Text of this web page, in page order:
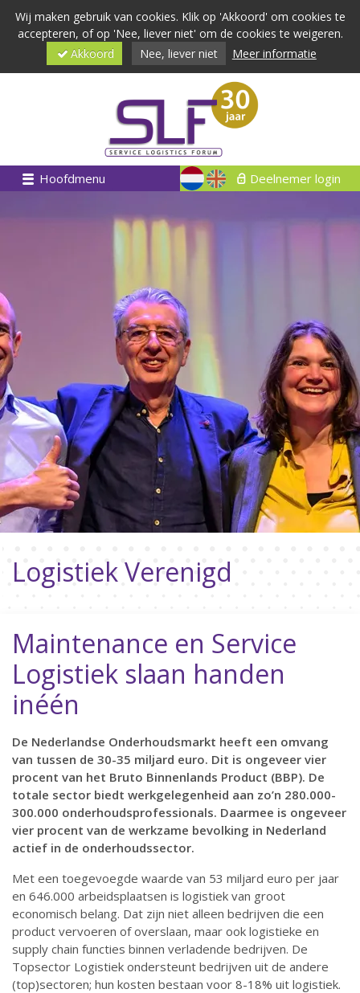
Wij maken gebruik van cookies. Klik op 'Akkoord' om cookies te
accepteren, of op 'Nee, liever niet' om de cookies te weigeren.
Akkoord
Nee, liever niet Meer informatie
Hoofdmenu Deelnemer login
Logistiek Verenigd
Maintenance en Service
Logistiek slaan handen
inéén
De Nederlandse Onderhoudsmarkt heeft een omvang
van tussen de 30-35 miljard euro. Dit is ongeveer vier
procent van het Bruto Binnenlands Product (BBP). De
totale sector biedt werkgelegenheid aan zo’n 280.000-
300.000 onderhoudsprofessionals. Daarmee is ongeveer
vier procent van de werkzame bevolking in Nederland
actief in de onderhoudssector.
Met een toegevoegde waarde van 53 miljard euro per jaar
en 646.000 arbeidsplaatsen is logistiek van groot
economisch belang. Dat zijn niet alleen bedrijven die een
product vervoeren of overslaan, maar ook logistieke en
supply chain functies binnen verladende bedrijven. De
Topsector Logistiek ondersteunt bedrijven uit de andere
(top)sectoren; hun kosten bestaan voor 8-18% uit logistiek.